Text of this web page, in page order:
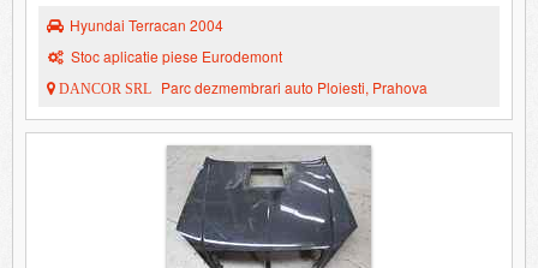
Hyundai Terracan 2004
Stoc aplicatie piese Eurodemont
DANCOR SRL Parc dezmembrari auto Ploiesti, Prahova